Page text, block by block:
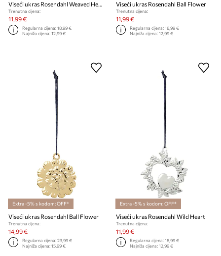
Viseći ukras Rosendahl Weaved Heart
Trenutna cijena:
11,99 €
Regularna cijena:18,99 €
Najniža cijena:12,99 €
Viseći ukras Rosendahl Ball Flower
Trenutna cijena:
11,99 €
Regularna cijena:18,99 €
Najniža cijena:12,99 €
Extra -5% s kodom: OFF*
Viseći ukras Rosendahl Ball Flower
Trenutna cijena:
14,99 €
Regularna cijena:23,99 €
Najniža cijena:15,99 €
Extra -5% s kodom: OFF*
Viseći ukras Rosendahl Wild Heart
Trenutna cijena:
11,99 €
Regularna cijena:18,99 €
Najniža cijena:12,99 €